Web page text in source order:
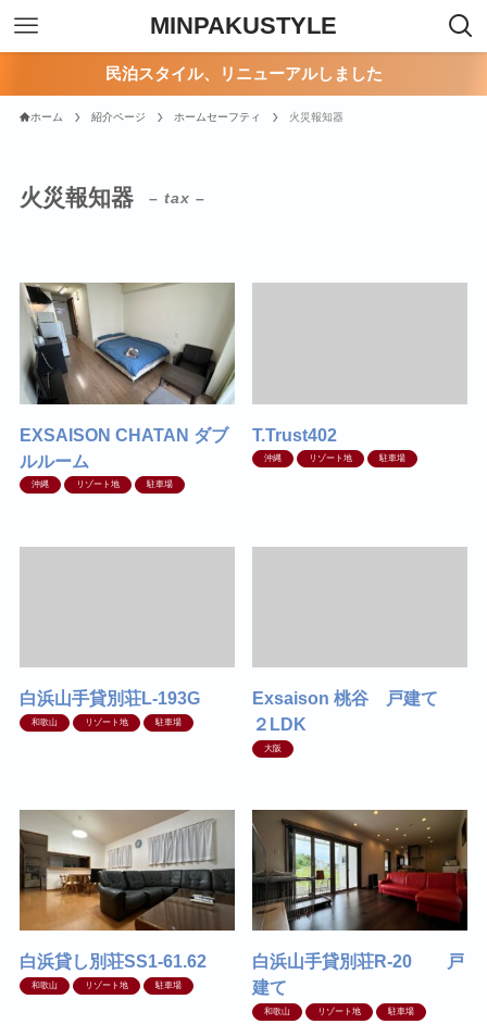
MINPAKUSTYLE
民泊スタイル、リニューアルしました
ホーム 紹介ページ ホームセーフティ 火災報知器
火災報知器 – tax –
EXSAISON CHATAN ダブ
ルルーム
沖縄 リゾート地 駐車場
T.Trust402
沖縄 リゾート地 駐車場
白浜山手貸別荘L-193G
和歌山 リゾート地 駐車場
Exsaison 桃谷 戸建て
２LDK
大阪
白浜貸し別荘SS1-61.62
和歌山 リゾート地 駐車場
白浜山手貸別荘R-20 戸
建て
和歌山 リゾート地 駐車場